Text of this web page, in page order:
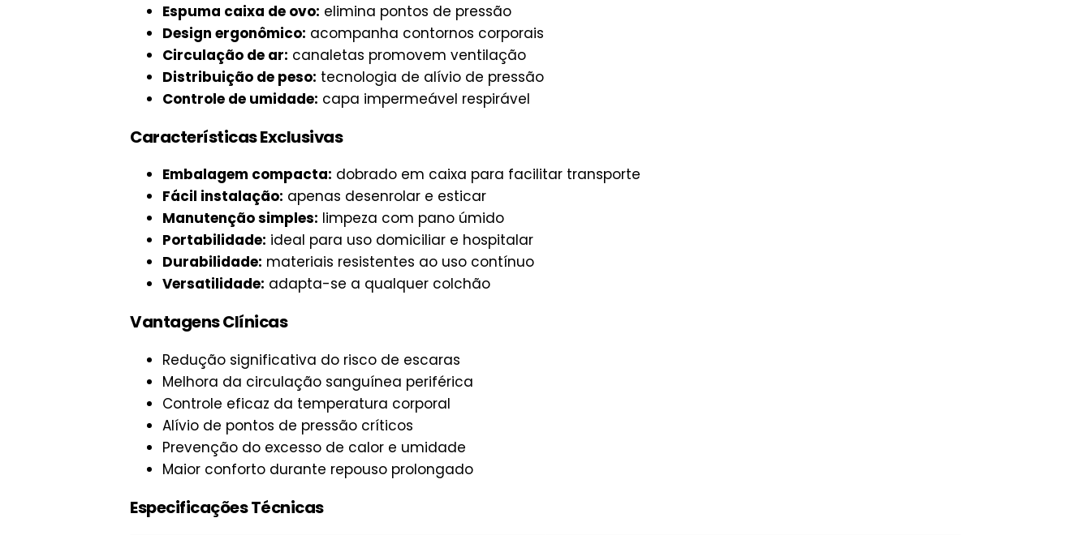
Espuma caixa de ovo: elimina pontos de pressão
Design ergonômico: acompanha contornos corporais
Circulação de ar: canaletas promovem ventilação
Distribuição de peso: tecnologia de alívio de pressão
Controle de umidade: capa impermeável respirável
Características Exclusivas
Embalagem compacta: dobrado em caixa para facilitar transporte
Fácil instalação: apenas desenrolar e esticar
Manutenção simples: limpeza com pano úmido
Portabilidade: ideal para uso domiciliar e hospitalar
Durabilidade: materiais resistentes ao uso contínuo
Versatilidade: adapta-se a qualquer colchão
Vantagens Clínicas
Redução significativa do risco de escaras
Melhora da circulação sanguínea periférica
Controle eficaz da temperatura corporal
Alívio de pontos de pressão críticos
Prevenção do excesso de calor e umidade
Maior conforto durante repouso prolongado
Especificações Técnicas